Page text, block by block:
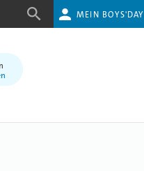
MEIN BOYS'DAY